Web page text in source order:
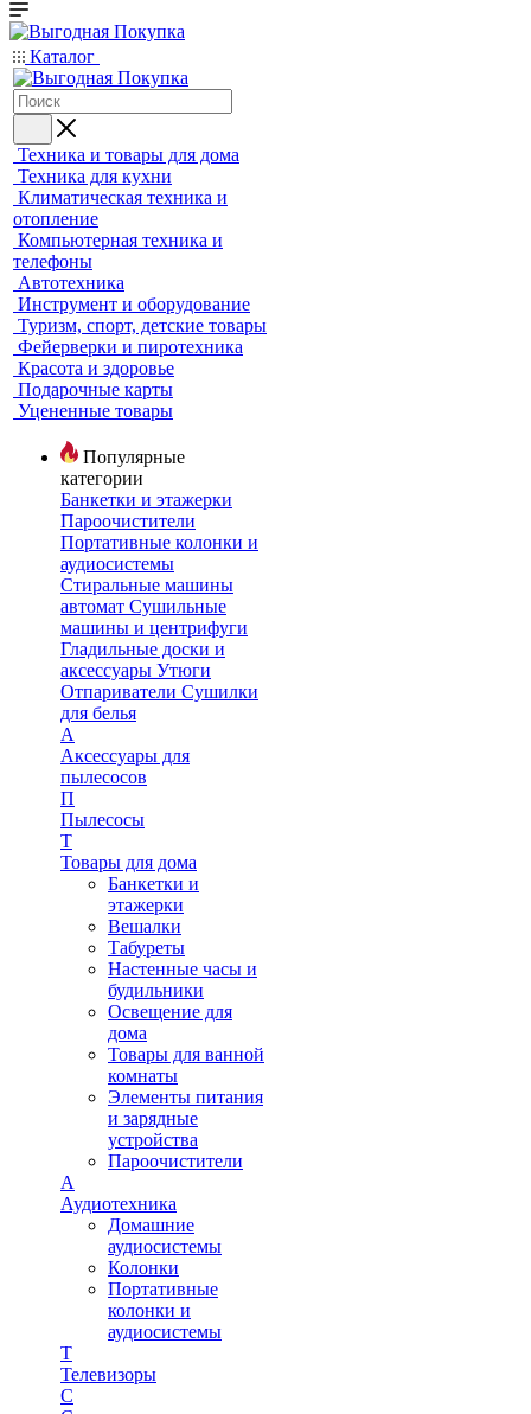
Каталог
Техника и товары для дома
Техника для кухни
Климатическая техника и
отопление
Компьютерная техника и
телефоны
Автотехника
Инструмент и оборудование
Туризм, спорт, детские товары
Фейерверки и пиротехника
Красота и здоровье
Подарочные карты
Уцененные товары
Популярные
категории
Банкетки и этажерки
Пароочистители
Портативные колонки и
аудиосистемы
Стиральные машины
автомат Сушильные
машины и центрифуги
Гладильные доски и
аксессуары Утюги
Отпариватели Сушилки
для белья
А
Аксессуары для
пылесосов
П
Пылесосы
Т
Товары для дома
Банкетки и
этажерки
Вешалки
Табуреты
Настенные часы и
будильники
Освещение для
дома
Товары для ванной
комнаты
Элементы питания
и зарядные
устройства
Пароочистители
А
Аудиотехника
Домашние
аудиосистемы
Колонки
Портативные
колонки и
аудиосистемы
Т
Телевизоры
С